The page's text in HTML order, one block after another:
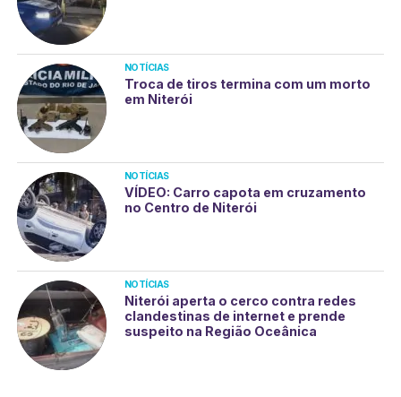
NOTÍCIAS
Troca de tiros termina com um morto
em Niterói
NOTÍCIAS
VÍDEO: Carro capota em cruzamento
no Centro de Niterói
NOTÍCIAS
Niterói aperta o cerco contra redes
clandestinas de internet e prende
suspeito na Região Oceânica